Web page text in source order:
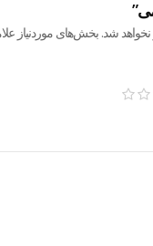
شد. بخش‌های موردنیاز